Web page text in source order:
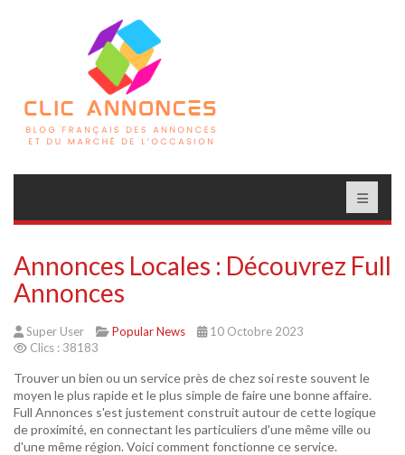
Annonces Locales : Découvrez Full
Annonces
Super User Popular News
10 Octobre 2023
Clics : 38183
Trouver un bien ou un service près de chez soi reste souvent le
moyen le plus rapide et le plus simple de faire une bonne affaire.
Full Annonces s'est justement construit autour de cette logique
de proximité, en connectant les particuliers d'une même ville ou
d'une même région. Voici comment fonctionne ce service.